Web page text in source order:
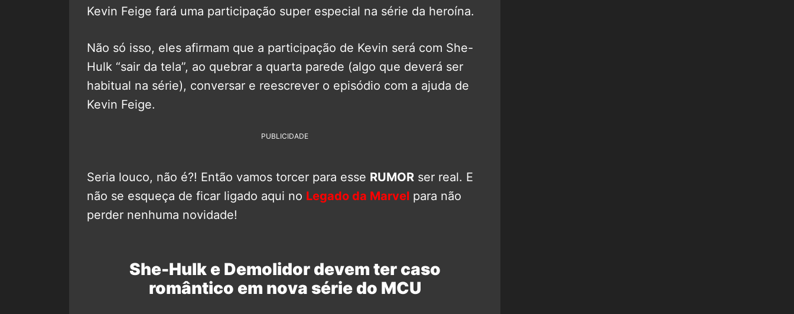
Kevin Feige fará uma participação super especial na série da heroína.
Não só isso, eles afirmam que a participação de Kevin será com She-
Hulk “sair da tela”, ao quebrar a quarta parede (algo que deverá ser
habitual na série), conversar e reescrever o episódio com a ajuda de
Kevin Feige.
PUBLICIDADE
Seria louco, não é?! Então vamos torcer para esse RUMOR ser real. E
não se esqueça de ficar ligado aqui no Legado da Marvel para não
perder nenhuma novidade!
She-Hulk e Demolidor devem ter caso
romântico em nova série do MCU